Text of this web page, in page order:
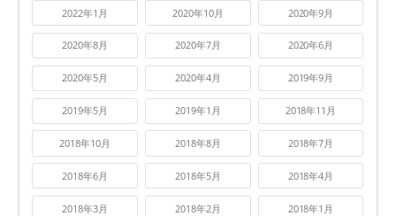
2022年1月 2020年10月 2020年9月
2020年8月 2020年7月 2020年6月
2020年5月 2020年4月 2019年9月
2019年5月 2019年1月 2018年11月
2018年10月 2018年8月 2018年7月
2018年6月 2018年5月 2018年4月
2018年3月 2018年2月 2018年1月